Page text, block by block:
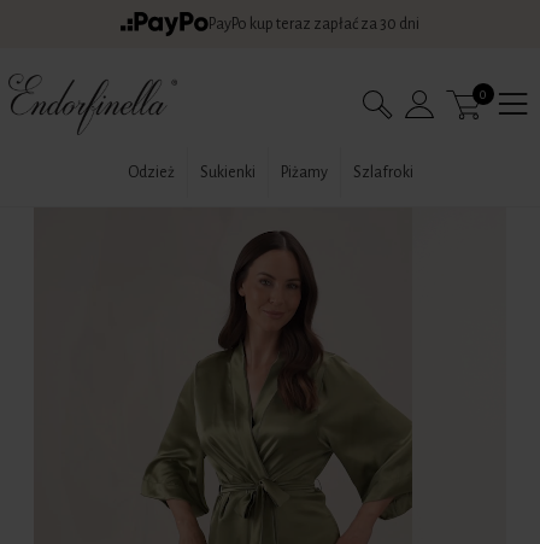
PayPo kup teraz zapłać za 30 dni
0
Odzież Sukienki Piżamy Szlafroki